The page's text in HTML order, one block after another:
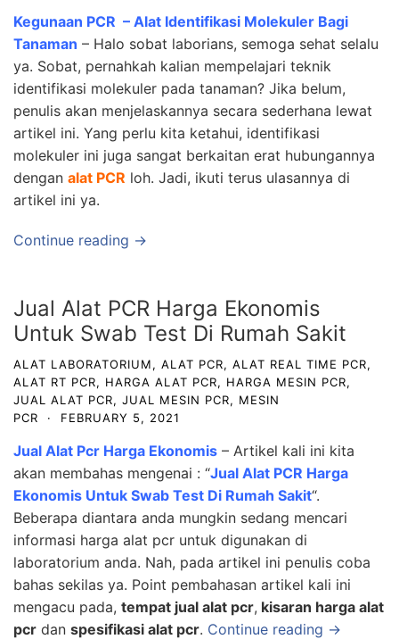
Kegunaan PCR – Alat Identifikasi Molekuler Bagi
Tanaman – Halo sobat laborians, semoga sehat selalu
ya. Sobat, pernahkah kalian mempelajari teknik
identifikasi molekuler pada tanaman? Jika belum,
penulis akan menjelaskannya secara sederhana lewat
artikel ini. Yang perlu kita ketahui, identifikasi
molekuler ini juga sangat berkaitan erat hubungannya
dengan alat PCR loh. Jadi, ikuti terus ulasannya di
artikel ini ya.
Continue reading →
Jual Alat PCR Harga Ekonomis
Untuk Swab Test Di Rumah Sakit
ALAT LABORATORIUM, ALAT PCR, ALAT REAL TIME PCR,
ALAT RT PCR, HARGA ALAT PCR, HARGA MESIN PCR,
JUAL ALAT PCR, JUAL MESIN PCR, MESIN
PCR
· FEBRUARY 5, 2021
Jual Alat Pcr Harga Ekonomis – Artikel kali ini kita
akan membahas mengenai : “Jual Alat PCR Harga
Ekonomis Untuk Swab Test Di Rumah Sakit“.
Beberapa diantara anda mungkin sedang mencari
informasi harga alat pcr untuk digunakan di
laboratorium anda. Nah, pada artikel ini penulis coba
bahas sekilas ya. Point pembahasan artikel kali ini
mengacu pada, tempat jual alat pcr, kisaran harga alat
pcr dan spesifikasi alat pcr. Continue reading →